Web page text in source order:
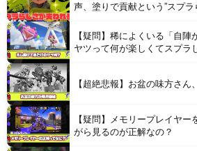
Powered by livedoor 相互RSS
声、塗りで貢献という”スプラ
【疑問】稀によくいる「自
ヤツって何が楽しくてスプラ
【超絶悲報】お盆の味方さん
【疑問】メモリープレイヤ
がら見るのが正解なの？